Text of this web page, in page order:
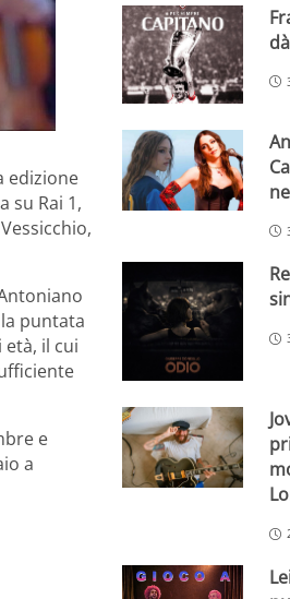
edizione
su Rai 1,
puntata
il cui
e
a